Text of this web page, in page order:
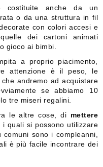
costituite anche da un
o da una struttura in fil
con colori accesi e
dei cartoni animati
gioco ai bimbi.
a proprio piacimento,
attenzione è il peso, le
andremo ad acquistare
se abbiamo 10
tre miseri regalini.
le altre cose, di mettere
i quali si possono utilizzare
sono i compleanni,
è più facile incontrare dei